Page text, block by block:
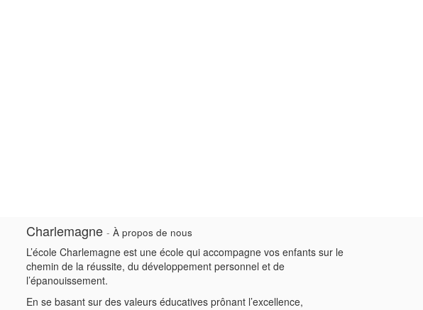
Charlemagne - À propos de nous
L’école Charlemagne est une école qui accompagne vos enfants sur le
chemin de la réussite, du développement personnel et de
l’épanouissement.
En se basant sur des valeurs éducatives prônant l’excellence,